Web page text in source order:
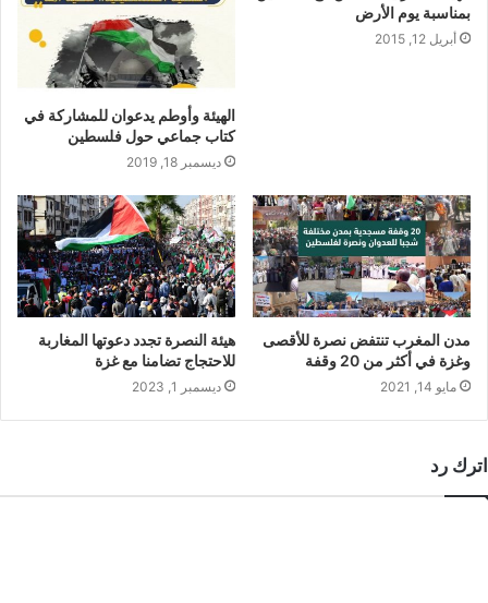
بمناسبة يوم الأرض
أبريل 12, 2015
الهيئة وأوطم يدعوان للمشاركة في
كتاب جماعي حول فلسطين
ديسمبر 18, 2019
مدن المغرب تنتفض نصرة للأقصى
وغزة في أكثر من 20 وقفة
مايو 14, 2021
هيئة النصرة تجدد دعوتها المغاربة
للاحتجاج تضامنا مع غزة
ديسمبر 1, 2023
اترك رد